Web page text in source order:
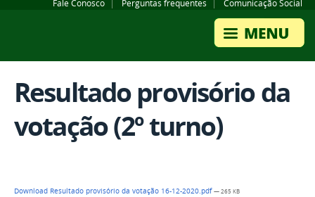
Fale Conosco Perguntas frequentes Comunicação Social
Resultado provisório da
votação (2º turno)
Download Resultado provisório da votação 16-12-2020.pdf— 265 KB